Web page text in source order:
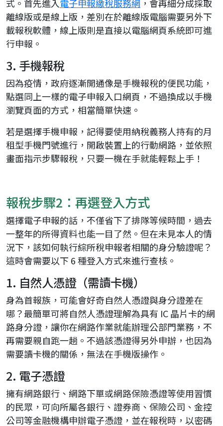
式。首先進入電子申報繳稅服務網 ，會再細分成採取
離線版或是線上版，差別在於離線版電腦需要另外下
載報稅軟體，線上版則是直接以電腦網頁系統即可進
行申報。
3. 手機報稅
因為疫情，政府逐漸開通像是手機報稅的便民功能，
點選同上一樣的電子申報入口網頁，不過換成以手機
瀏覽頁面的方式，相當簡單快速。
若是選擇手機申報，記得要使用納稅義務人持有的月
租型手機門號進行，開啟裝置上的行動網路，並依照
畫面指示步驟報稅，只要一機在手就能輕鬆上手！
報稅步驟2：再選登入方式
選擇電子申報的話，不僅省下了排隊等候時間，過去
一整年的所得資料也能一目了然。但在未見本人的情
況下，該如何執行綜所稅申報者相關的身分驗證呢？
這時會需要以下 6 種登入方式來進行查核。
1. 自然人憑證（需讀卡機）
身為首報族，可能會好奇自然人憑證與身分證差在
哪？最簡單可將自然人憑證理解為具有 IC 晶片卡的網
路身分證，讓你在網路作業就能辦理公部門業務，不
再需要親自跑一趟。不過該憑證得另外申辦，也因為
需要讀卡機的關係，無法在手機版操作。
2. 電子憑證
擁有網路銀行、網路下單或網路保險憑證等使用習慣
的民眾，可向所屬各銀行、證券商、保險公司、金控
公司等金融機構申辦電子憑證，並在報稅時，以密碼